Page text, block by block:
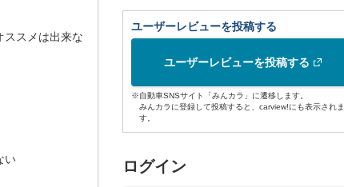
ススメは出来な
い
ユーザーレビューを投稿する
ユーザーレビューを投稿する
※自動車SNSサイト「みんカラ」に遷移します。
みんカラに登録して投稿すると、carview!にも表示されま
す。
ログイン